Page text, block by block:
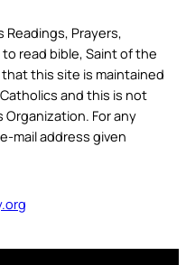
Readings, Prayers,
read bible, Saint of the
this site is maintained
and this is not
Organization. For any
mail address given